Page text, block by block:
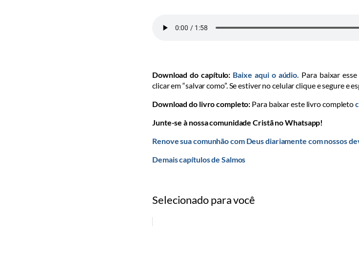
Download do capítulo: Baixe aqui o aúdio. Para baixar
clicar em “salvar como”. Se estiver no celular clique e segure e
Download do livro completo: Para baixar este livro completo
Junte-se à nossa comunidade Cristã no Whatsapp!
Renove sua comunhão com Deus diariamente com nossos
Demais capítulos de Salmos
Selecionado para você